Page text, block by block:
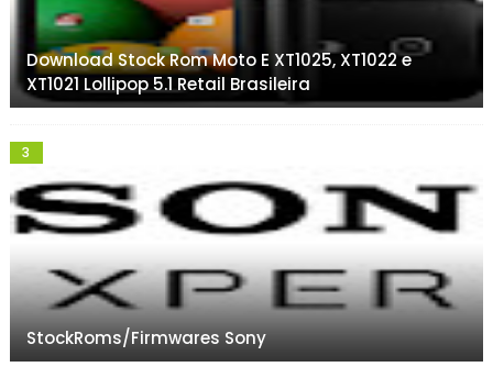
Download Stock Rom Moto E XT1025, XT1022 e
XT1021 Lollipop 5.1 Retail Brasileira
StockRoms/Firmwares Sony